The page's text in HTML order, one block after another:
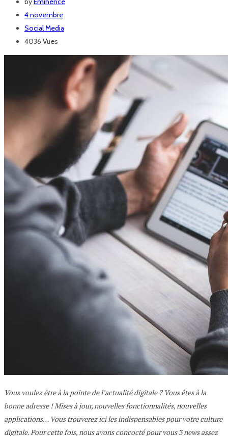
4 novembre
Social Media
4036 Vues
Vous voulez être à la pointe de l’actualité digitale ? Vous êtes à la
bonne adresse ! Mises à jour, nouvelles fonctionnalités, nouvelles
applications… Vous trouverez ici les indispensables pour votre culture
digitale. Pour cette fois, nous avons concocté pour vous 3 news assez